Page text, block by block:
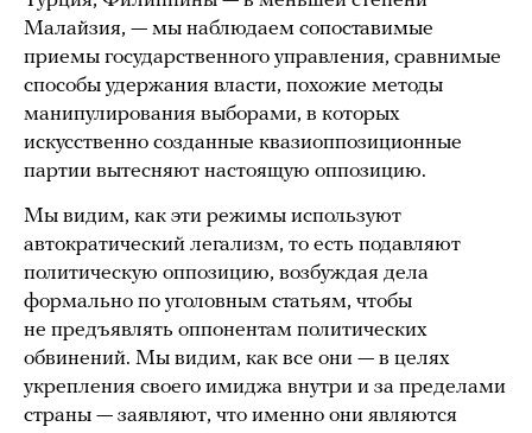
Малайзия, — мы наблюдаем сопоставимые
приемы государственного управления, сравнимые
способы удержания власти, похожие методы
манипулирования выборами, в которых
искусственно созданные квазиоппозиционные
партии вытесняют настоящую оппозицию.
Мы видим, как эти режимы используют
автократический легализм, то есть подавляют
политическую оппозицию, возбуждая дела
формально по уголовным статьям, чтобы
не предъявлять оппонентам политических
обвинений. Мы видим, как все они — в целях
укрепления своего имиджа внутри и за пределами
страны — заявляют, что именно они являются